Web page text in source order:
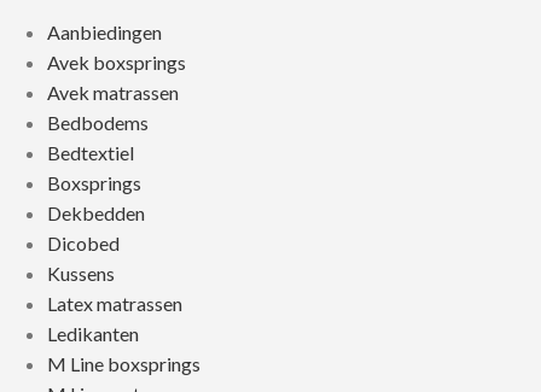
Aanbiedingen
Avek boxsprings
Avek matrassen
Bedbodems
Bedtextiel
Boxsprings
Dekbedden
Dicobed
Kussens
Latex matrassen
Ledikanten
M Line boxsprings